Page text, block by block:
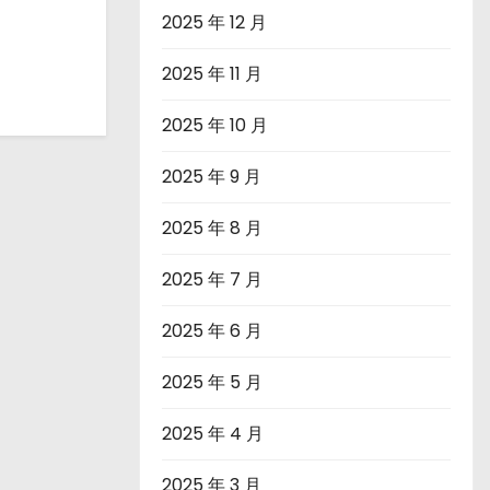
2025 年 12 月
2025 年 11 月
2025 年 10 月
2025 年 9 月
2025 年 8 月
2025 年 7 月
2025 年 6 月
2025 年 5 月
2025 年 4 月